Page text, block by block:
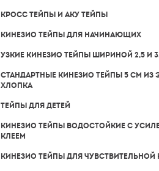
Кросс тейпы и аку тейпы
Кинезио тейпы для начинающих
Узкие кинезио тейпы шириной 2,5 и
Стандартные кинезио тейпы 5 см из
хлопка
Тейпы для детей
Кинезио тейпы водостойкие с
клеем
Кинезио тейпы для